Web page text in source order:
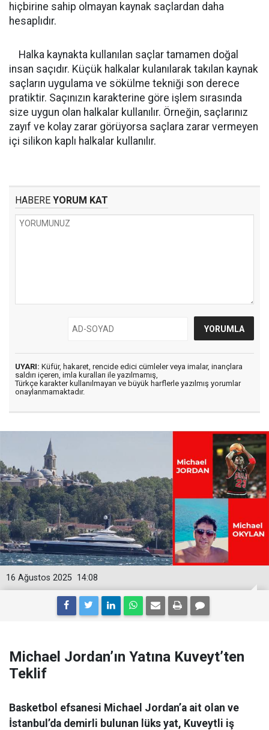
hiçbirine sahip olmayan kaynak saçlardan daha
hesaplıdır.
Halka kaynakta kullanılan saçlar tamamen doğal
insan saçıdır. Küçük halkalar kulanılarak takılan kaynak
saçların uygulama ve sökülme tekniği son derece
pratiktir. Saçınızın karakterine göre işlem sırasında
size uygun olan halkalar kullanılır. Örneğin, saçlarınız
zayıf ve kolay zarar görüyorsa saçlara zarar vermeyen
içi silikon kaplı halkalar kullanılır.
HABERE YORUM KAT
UYARI: Küfür, hakaret, rencide edici cümleler veya imalar, inançlara
saldırı içeren, imla kuralları ile yazılmamış,
Türkçe karakter kullanılmayan ve büyük harflerle yazılmış yorumlar
onaylanmamaktadır.
14:08
16 Ağustos 2025
Michael Jordan’ın Yatına Kuveyt’ten
Teklif
Basketbol efsanesi Michael Jordan’a ait olan ve
İstanbul’da demirli bulunan lüks yat, Kuveytli iş